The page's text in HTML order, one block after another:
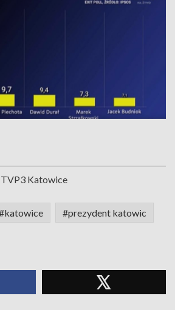
Katowice
#prezydent katowic